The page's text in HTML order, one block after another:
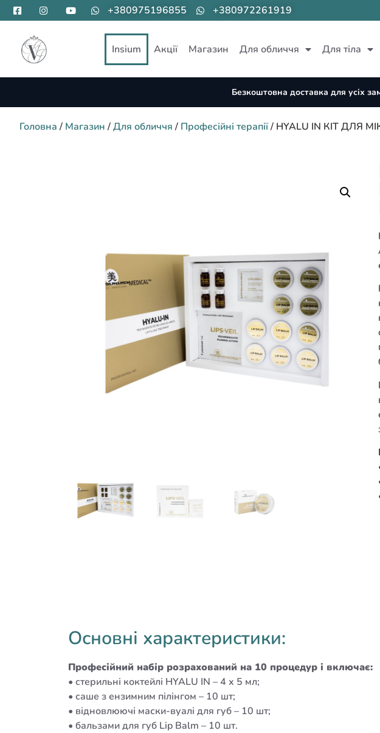
+380975196855 +380972261919
Insium Акції Магазин Для обличчя Для тіла
Безкоштовна доставка для усіх
Головна / Магазин /Для обличчя / Професійні терапії/ HYALU IN КІТ ДЛЯ
Основні характеристики:
Професійний набір розрахований на 10 процедур і включає:
• стерильні коктейлі HYALU IN – 4 х 5 мл;
• саше з ензимним пілінгом – 10 шт;
• відновлюючі маски-вуалі для губ – 10 шт;
• бальзами для губ Lip Balm – 10 шт.